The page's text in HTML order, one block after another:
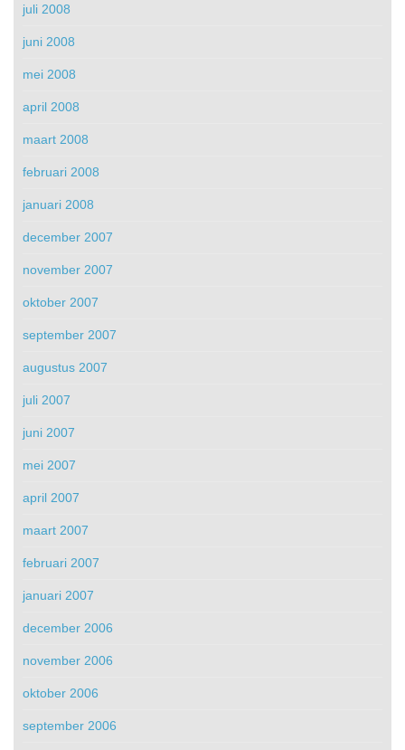
juli 2008
juni 2008
mei 2008
april 2008
maart 2008
februari 2008
januari 2008
december 2007
november 2007
oktober 2007
september 2007
augustus 2007
juli 2007
juni 2007
mei 2007
april 2007
maart 2007
februari 2007
januari 2007
december 2006
november 2006
oktober 2006
september 2006